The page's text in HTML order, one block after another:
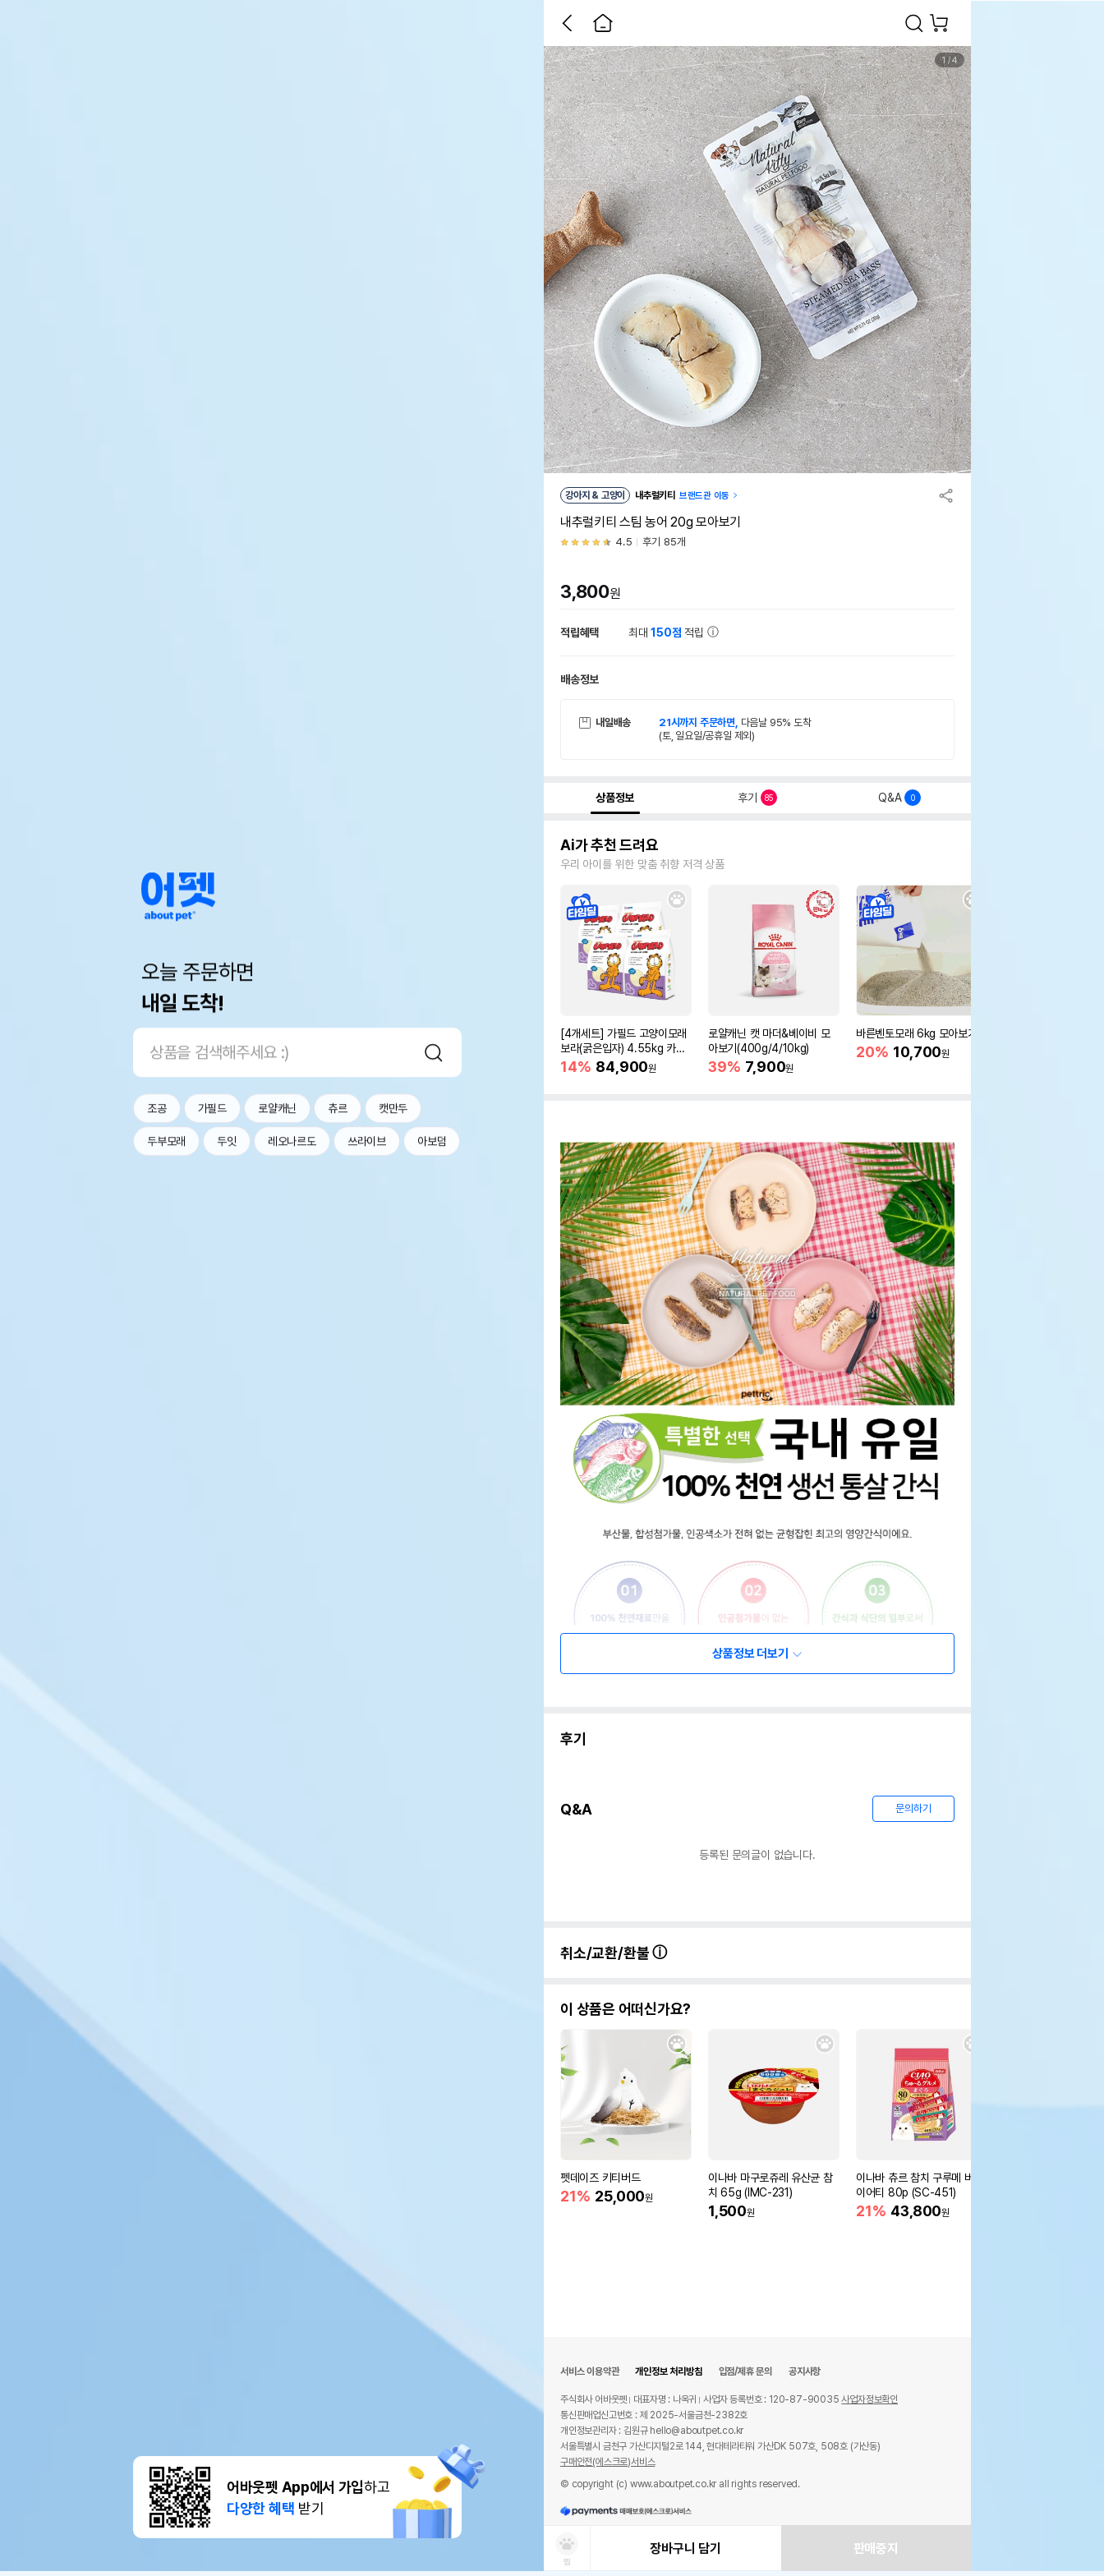
오늘 주문하면
내일 도착!
조공 가필드 로얄캐닌 츄르 캣만두
두부모래 두잇 레오나르도 쓰라이브 아보덤
어바웃펫 App에서 가입하고
다양한 혜택 받기
1 /4
강아지 & 고양이 내추럴키티 브랜드관 이동
내추럴키티 스팀 농어 20g 모아보기
4.5 후기 85개
3,800원
적립혜택 최대150점 적립
배송정보
내일배송 21시까지 주문하면, 다음날 95% 도착
(토, 일요일/공휴일 제외)
상품정보 후기 85 Q&A 0
Ai가 추천 드려요
우리 아이를 위한 맞춤 취향 저격 상품
[4개세트] 가필드 고양이모래
보라(굵은입자) 4.55kg 카사
바모래
14% 84,900원
로얄캐닌 캣 마더&베이비 모
아보기(400g/4/10kg)
39% 7,900원
바른벤토모래 6kg 모아보기
20% 10,700원
상품정보 더보기
후기
Q&A 문의하기
등록된 문의글이 없습니다.
취소/교환/환불
이 상품은 어떠신가요?
펫데이즈 키티버드
21% 25,000원
이나바 마구로쥬레 유산균 참
치 65g (IMC-231)
1,500원
이나바 츄르 참치 구루메 버라
이어티 80p (SC-451)
21% 43,800원
찜
장바구니 담기 판매중지
서비스 이용약관 개인정보 처리방침 입점/제휴 문의 공지사항
주식회사 어바웃펫 대표자명 : 나옥귀 사업자 등록번호 : 120-87-90035사업자정보확인
통신판매업신고번호 : 제 2025-서울금천-2382호
개인정보관리자 : 김원규 hello@aboutpet.co.kr
서울특별시 금천구 가산디지털2로 144, 현대테라타워 가산DK 507호, 508호 (가산동)
구매안전(에스크로)서비스
© copyright (c) www.aboutpet.co.kr all rights reserved.